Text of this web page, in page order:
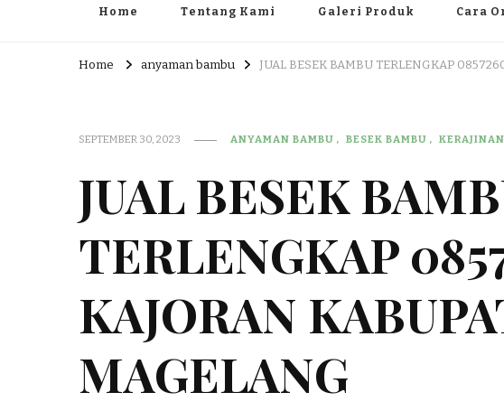
Home Tentang Kami Galeri Produk Cara
Home anyaman bambu JUAL BESEK BAMBU TERLENGKAP
SEPTEMBER 30, 2023 ANYAMAN BAMBU BESEK BAMBU
JUAL BESEK
TERLENGKAP
KAJORAN
MAGELANG